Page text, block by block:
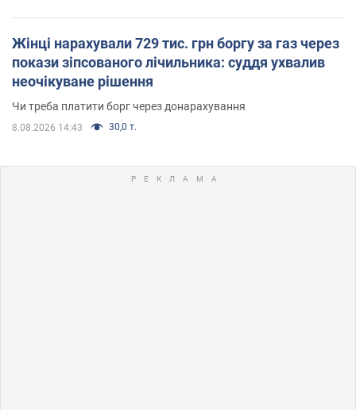
Жінці нарахували 729 тис. грн боргу за газ через
покази зіпсованого лічильника: суддя ухвалив
неочікуване рішення
Чи треба платити борг через донарахування
8.08.2026 14:43 30,0 т.